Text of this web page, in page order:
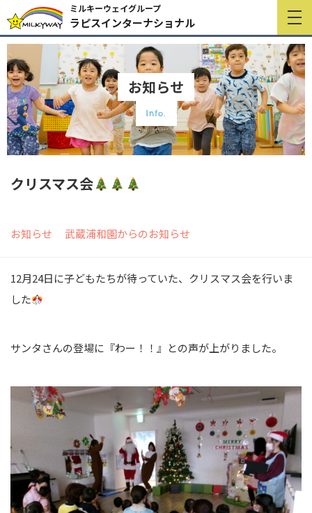
ミルキーウェイグループ
ラピスインターナショナル
お知らせ
Info.
クリスマス会
お知らせ 武蔵浦和園からのお知らせ
12月24日に子どもたちが待っていた、クリスマス会を行いま
した
サンタさんの登場に『わー！！』との声が上がりました。